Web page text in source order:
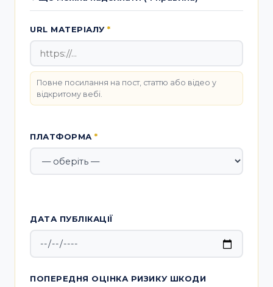
URL МАТЕРІАЛУ*
Повне посилання на пост, статтю або відео у
відкритому вебі.
ПЛАТФОРМА*
ДАТА ПУБЛІКАЦІЇ
ПОПЕРЕДНЯ ОЦІНКА РИЗИКУ ШКОДИ